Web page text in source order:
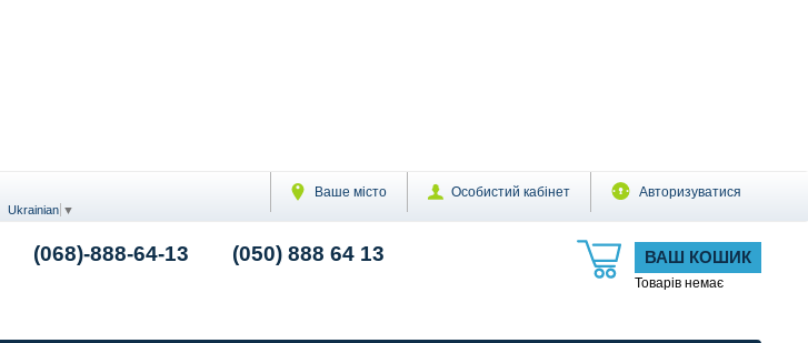
Ваше місто Особистий кабінет Авторизуватися
Ukrainian ▼
ВАШ КОШИК
Товарів немає
(068)-888-64-13 (050) 888 64 13